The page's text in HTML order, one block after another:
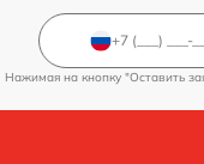
Нажимая на кнопку "Оставить